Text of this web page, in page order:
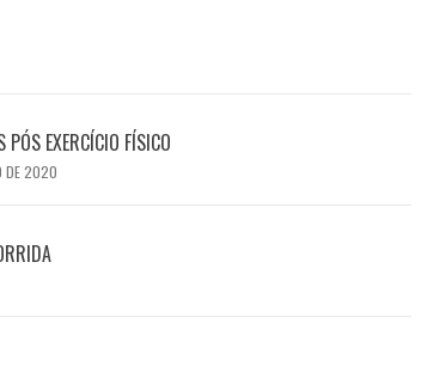
EXERCÍCIO FÍSICO
DE 2020